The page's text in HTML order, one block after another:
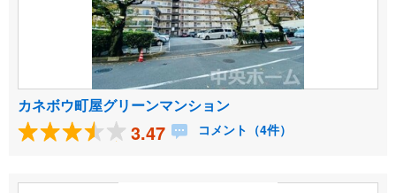
カネボウ町屋グリーンマンション
3.47 コメント（4件）